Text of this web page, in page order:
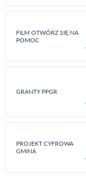
FILM OTWÓRZ SIĘ NA
POMOC
GRANTY PPGR
PROJEKT CYFROWA
GMINA